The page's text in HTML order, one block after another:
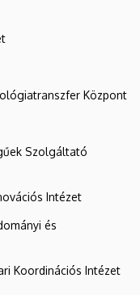
Központ
Szolgáltató
Intézet
és
Koordinációs Intézet